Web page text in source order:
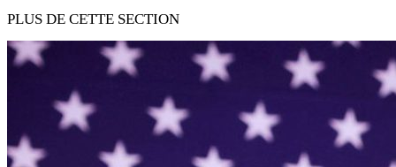
PLUS DE CETTE SECTION